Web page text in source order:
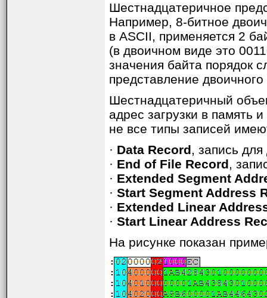
Шестнадцатеричное
Например, 8-битное
в ASCII, применяется 2
(в двоичном виде это
значения байта порядок
представление
Шестнадцатеричный
адрес загрузки в память
не все типы записей
· Data Record, запись
· End of File Record,
· Extended Segment
· Start Segment Address
· Extended Linear
· Start Linear Address
На рисунке показан